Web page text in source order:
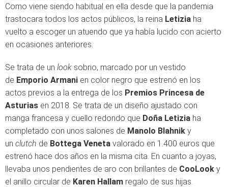
Como viene siendo habitual en ella desde que la pandemia
trastocara todos los actos públicos, la reina Letizia ha
vuelto a escoger un atuendo que ya había lucido con acierto
en ocasiones anteriores.
Se trata de un look sobrio, marcado por un vestido
de Emporio Armani en color negro que estrenó en los
actos previos a la entrega de los Premios Princesa de
Asturias en 2018. Se trata de un diseño ajustado con
manga francesa y cuello redondo que Doña Letizia ha
completado con unos salones de Manolo Blahnik y
un clutch de Bottega Veneta valorado en 1.400 euros que
estrenó hace dos años en la misma cita. En cuanto a joyas,
llevaba unos pendientes de aro con brillantes de CooLook y
el anillo circular de Karen Hallam regalo de sus hijas.